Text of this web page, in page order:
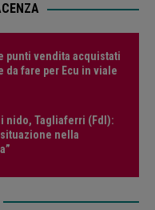
punti vendita acquistati
da fare per Ecu in viale
nido, Tagliaferri (FdI):
nella